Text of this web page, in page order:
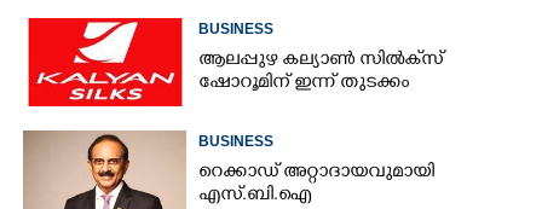
BUSINESS
ആലപ്പുഴ കല്യാൺ സിൽക്‌സ്
ഷോറൂമിന് ഇന്ന് തുടക്കം
BUSINESS
റെക്കാഡ് അറ്റാദായവുമായി
എസ്.ബി.ഐ